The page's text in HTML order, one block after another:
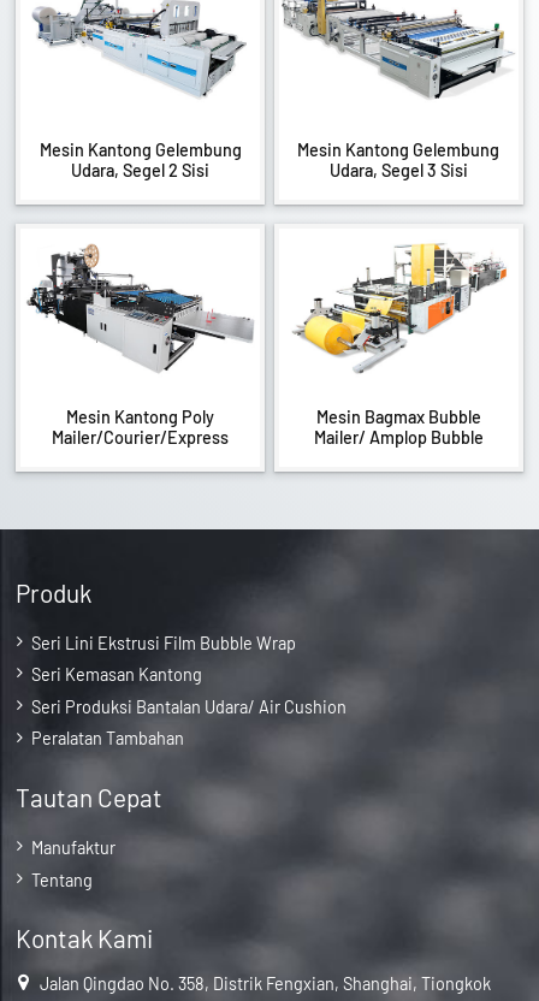
Mesin Kantong Gelembung
Udara, Segel 2 Sisi
Mesin Kantong Gelembung
Udara, Segel 3 Sisi
Mesin Kantong Poly
Mailer/Courier/Express
Mesin Bagmax Bubble
Mailer/ Amplop Bubble
Produk
Seri Lini Ekstrusi Film Bubble Wrap
Seri Kemasan Kantong
Seri Produksi Bantalan Udara/ Air Cushion
Peralatan Tambahan
Tautan Cepat
Manufaktur
Tentang
Kontak Kami
Jalan Qingdao No. 358, Distrik Fengxian, Shanghai, Tiongkok